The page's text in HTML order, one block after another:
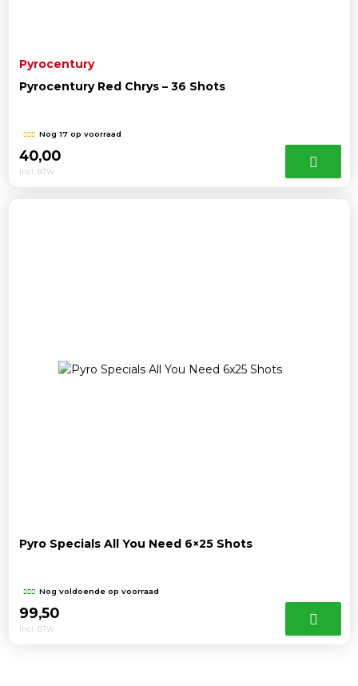
Pyrocentury
Pyrocentury Red Chrys – 36 Shots
Nog 17 op voorraad
40,00
Incl. BTW
Pyro Specials All You Need 6×25 Shots
Nog voldoende op voorraad
99,50
Incl. BTW